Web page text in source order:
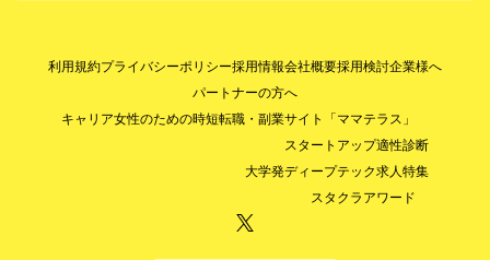
利用規約プライバシーポリシー採用情報会社概要採用検討企業様へ
パートナーの方へ
キャリア女性のための時短転職・副業サイト「ママテラス」
スタートアップ適性診断
大学発ディープテック求人特集
スタクラアワード